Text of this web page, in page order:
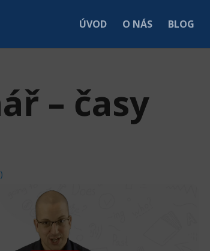
ÚVOD O NÁS BLOG
– časy
)